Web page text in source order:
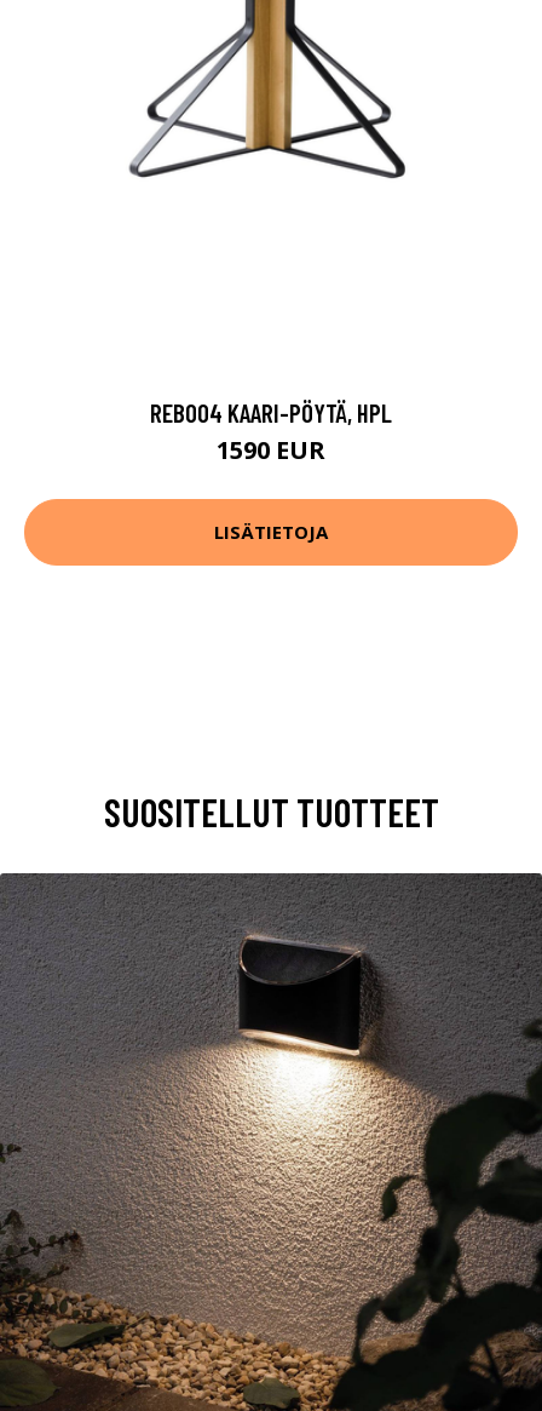
REB004 KAARI-PÖYTÄ, HPL
1590 EUR
LISÄTIETOJA
SUOSITELLUT TUOTTEET